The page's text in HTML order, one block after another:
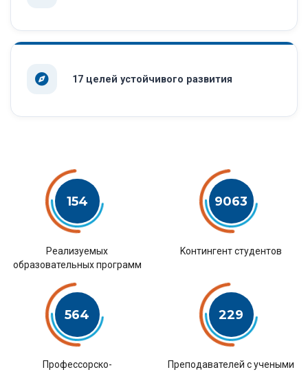
17 целей устойчивого развития
154
Pеализуемых
образовательных программ
9063
Kонтингент студентов
564
Профессорско-
229
Преподавателей с учеными